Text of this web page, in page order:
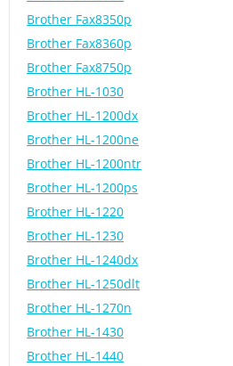
Brother Fax8350p
Brother Fax8360p
Brother Fax8750p
Brother HL-1030
Brother HL-1200dx
Brother HL-1200ne
Brother HL-1200ntr
Brother HL-1200ps
Brother HL-1220
Brother HL-1230
Brother HL-1240dx
Brother HL-1250dlt
Brother HL-1270n
Brother HL-1430
Brother HL-1440